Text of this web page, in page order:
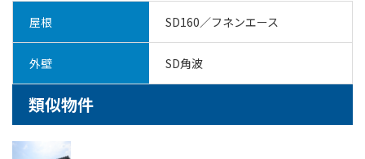
屋根 SD160／フネンエース
外壁 SD角波
類似物件